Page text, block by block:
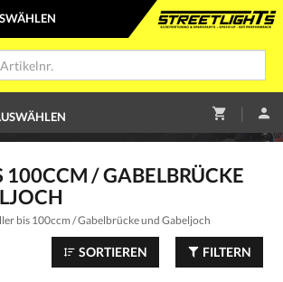
|
100CCM / GABELBRÜCKE
bis 100ccm / Gabelbrücke und Gabeljoch
SORTIEREN FILTERN